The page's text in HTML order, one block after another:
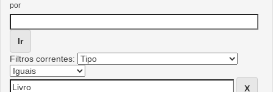
por
Filtros correntes: